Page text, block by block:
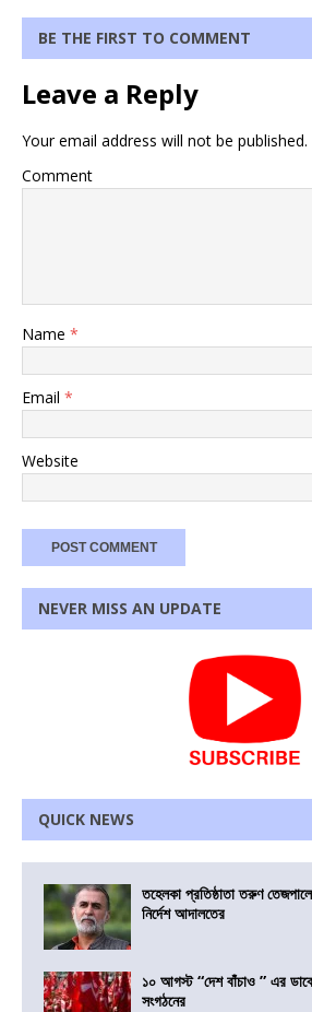
BE THE FIRST TO COMMENT
Leave a Reply
Your email address will not be published.
Comment
Name *
Email *
Website
NEVER MISS AN UPDATE
QUICK NEWS
তহেলকা প্রতিষ্ঠাতা তরুণ
নির্দেশ আদালতের
১০ আগস্ট “দেশ বাঁচাও ” এর
সংগঠনের